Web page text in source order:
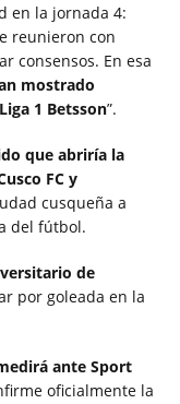
en la jornada 4:
reunieron con
consensos. En esa
mostrado
1 Betsson”.
que abriría la
FC y
cusqueña a
del fútbol.
de
por goleada en la
ante Sport
oficialmente la